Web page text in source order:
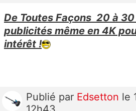
De Toutes Façons 20 à
publicités même en 4K
intérêt !
Publié par Edsetton le